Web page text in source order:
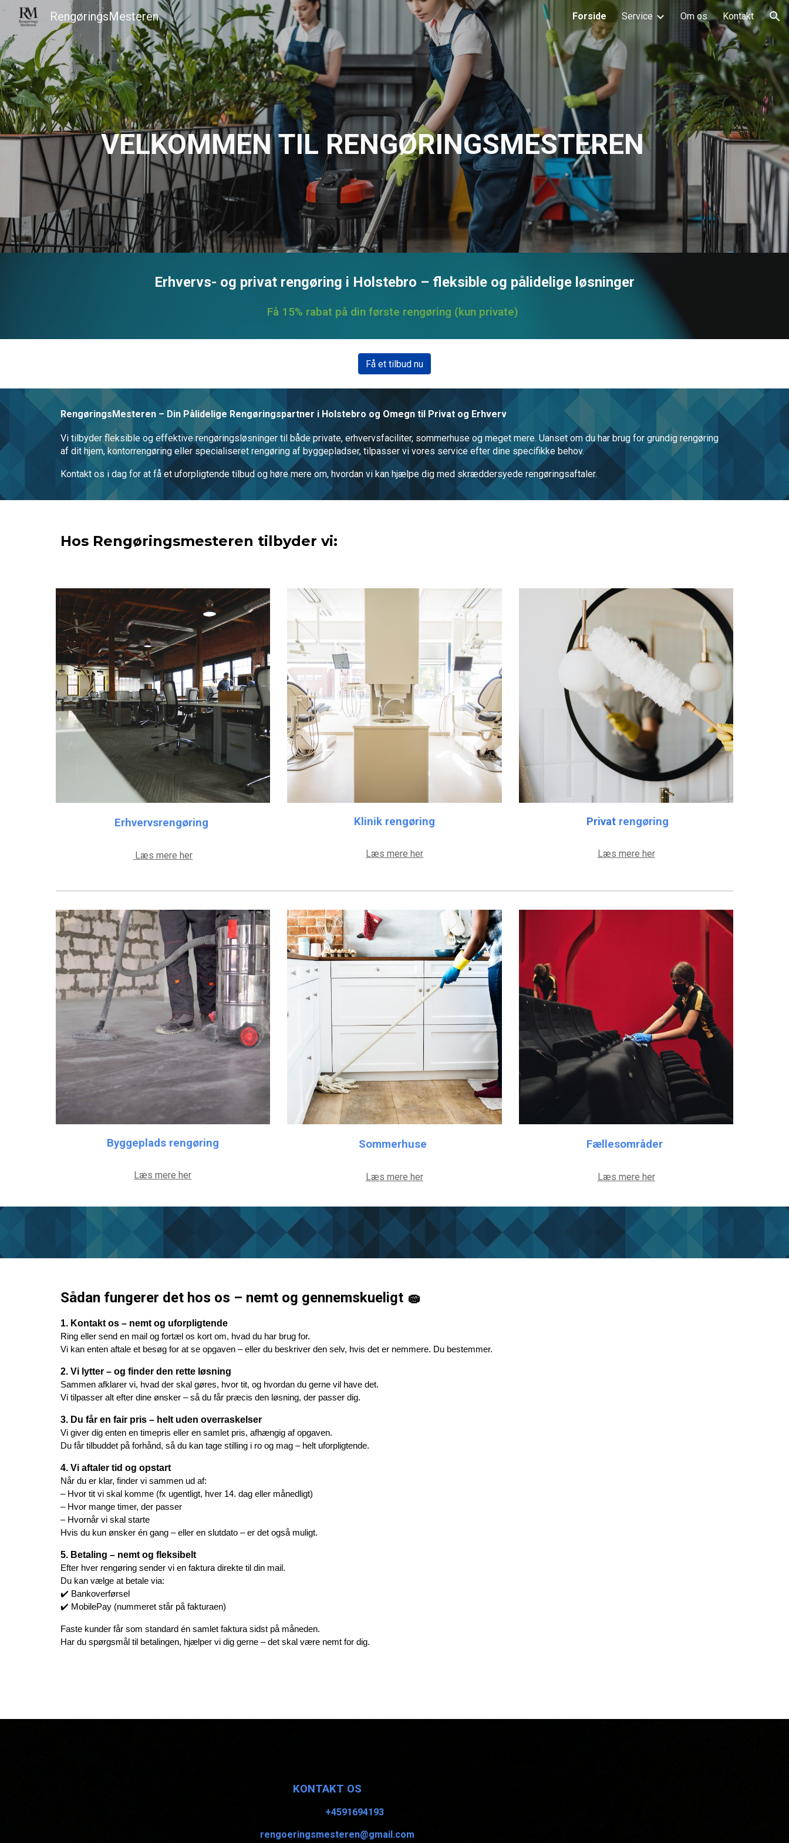
Skip to main content Skip to navigation
RengøringsMesteren Forside Service Om os Kontakt
VELKOMMEN TIL RENGØRINGSMESTEREN
Erhvervs- og privat rengøring i Holstebro – fleksible og pålidelige løsninger
Få 15% rabat på din første rengøring (kun private)
Få et tilbud nu
RengøringsMesteren – Din Pålidelige Rengøringspartner i Holstebro og Omegn til Privat og Erhverv
Vi tilbyder fleksible og effektive rengøringsløsninger til både private, erhvervsfaciliter, sommerhuse og meget mere. Uanset om du har brug for grundig rengøring
af dit hjem, kontorrengøring eller specialiseret rengøring af byggepladser, tilpasser vi vores service efter dine specifikke behov.
Kontakt os i dag for at få et uforpligtende tilbud og høre mere om, hvordan vi kan hjælpe dig med skræddersyede rengøringsaftaler.
Hos Rengøringsmesteren tilbyder vi:
Erhvervsrengøring
Læs mere her
Klinik rengøring
Læs mere her
Privat rengøring
Læs mere her
Byggeplads rengøring
Læs mere her
Sommerhuse
Læs mere her
Fællesområder
Læs mere her
Sådan fungerer det hos os – nemt og gennemskueligt 🧽
1. Kontakt os – nemt og uforpligtende
Ring eller send en mail og fortæl os kort om, hvad du har brug for.
Vi kan enten aftale et besøg for at se opgaven – eller du beskriver den selv, hvis det er nemmere. Du bestemmer.
2. Vi lytter – og finder den rette løsning
Sammen afklarer vi, hvad der skal gøres, hvor tit, og hvordan du gerne vil have det.
Vi tilpasser alt efter dine ønsker – så du får præcis den løsning, der passer dig.
3. Du får en fair pris – helt uden overraskelser
Vi giver dig enten en timepris eller en samlet pris, afhængig af opgaven.
Du får tilbuddet på forhånd, så du kan tage stilling i ro og mag – helt uforpligtende.
4. Vi aftaler tid og opstart
Når du er klar, finder vi sammen ud af:
– Hvor tit vi skal komme (fx ugentligt, hver 14. dag eller månedligt)
– Hvor mange timer, der passer
– Hvornår vi skal starte
Hvis du kun ønsker én gang – eller en slutdato – er det også muligt.
5. Betaling – nemt og fleksibelt
Efter hver rengøring sender vi en faktura direkte til din mail.
Du kan vælge at betale via:
✔️ Bankoverførsel
✔️ MobilePay (nummeret står på fakturaen)
Faste kunder får som standard én samlet faktura sidst på måneden.
Har du spørgsmål til betalingen, hjælper vi dig gerne – det skal være nemt for dig.
KONTAKT OS
+4591694193
rengoeringsmesteren@gmail.com